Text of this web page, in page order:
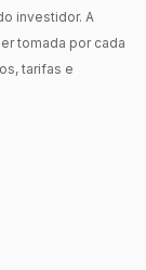
investidor. A
tomada por cada
tarifas e